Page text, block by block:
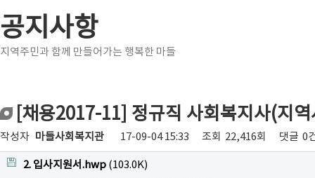
공지사항
지역주민과 함께 만들어가는 행복한 마들
[채용2017-11] 정규직 사회복지사(지
작성자 마들사회복지관 17-09-04 15:33 조회 22,416회 댓글 0
2. 입사지원서.hwp (103.0K)